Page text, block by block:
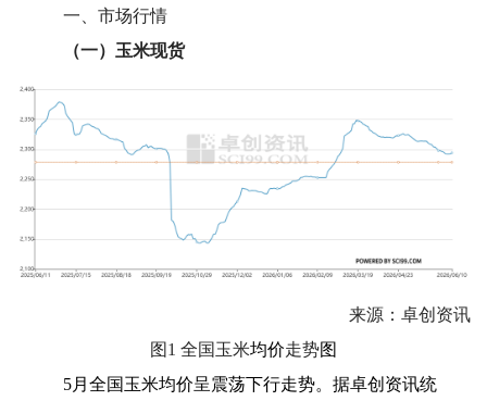
一、 市场行情
（一）玉米现货
来源：卓创资讯
图1 全国玉米均价走势图
5月全国玉米均价呈震荡下行走势。据卓创资讯统